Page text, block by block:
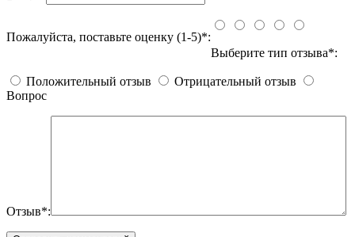
Пожалуйста, поставьте оценку (1-5)*:
Выберите тип отзыва*:
Положительный отзыв
Отрицательный отзыв
Вопрос
Отзыв*: